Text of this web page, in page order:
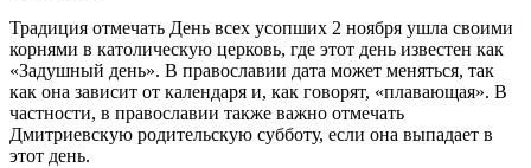
Традиция отмечать День всех усопших 2 ноября ушла своими
корнями в католическую церковь, где этот день известен как
«Задушный день». В православии дата может меняться, так
как она зависит от календаря и, как говорят, «плавающая». В
частности, в православии также важно отмечать
Дмитриевскую родительскую субботу, если она выпадает в
этот день.